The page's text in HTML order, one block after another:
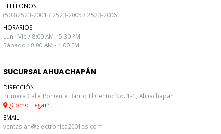
TELÉFONOS
(503)2523-2001 / 2523-2005 / 2523-2006
HORARIOS
Lun - Vie / 8:00 AM - 5:30 PM
Sábado / 8:00 AM - 4:00 PM
SUCURSAL AHUACHAPÁN
DIRECCIÓN
Primera Calle Poniente Barrio El Centro No. 1-1, Ahuachapan
¿Como Llegar?
EMAIL
ventas.ah@electronica2001es.com